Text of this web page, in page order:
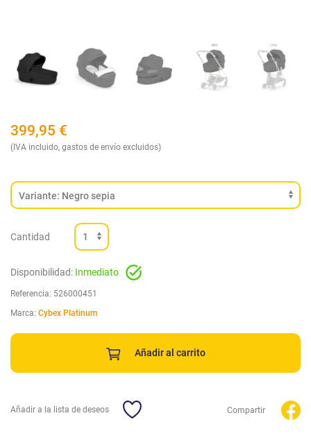
399,95 €
(IVA incluido, gastos de envío excluidos)
Cantidad
Disponibilidad: Inmediato
Referencia: 526000451
Marca: Cybex Platinum
Añadir al carrito
Añadir a la lista de deseos Compartir